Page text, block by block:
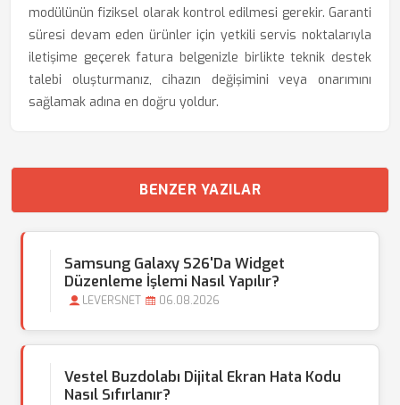
modülünün fiziksel olarak kontrol edilmesi gerekir. Garanti
süresi devam eden ürünler için yetkili servis noktalarıyla
iletişime geçerek fatura belgenizle birlikte teknik destek
talebi oluşturmanız, cihazın değişimini veya onarımını
sağlamak adına en doğru yoldur.
BENZER YAZILAR
Samsung Galaxy S26'da Widget
Düzenleme İşlemi Nasıl Yapılır?
LEVERSNET 06.08.2026
Vestel Buzdolabı Dijital Ekran Hata Kodu
Nasıl Sıfırlanır?